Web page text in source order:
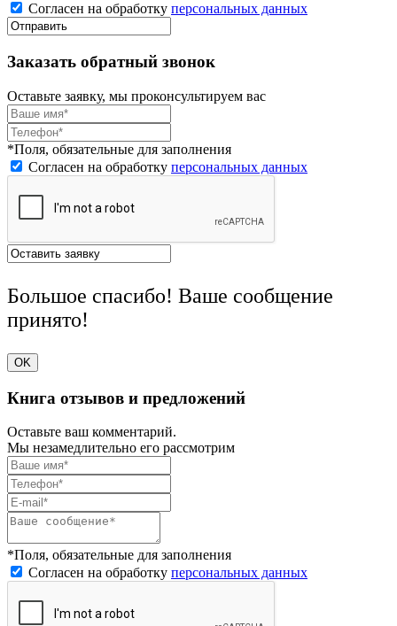
Согласен на обработку персональных данных
Заказать обратный звонок
Оставьте заявку, мы проконсультируем вас
*Поля, обязательные для заполнения
Согласен на обработку персональных данных
Большое спасибо! Ваше сообщение
принято!
OK
Книга отзывов и предложений
Оставьте ваш комментарий.
Мы незамедлительно его рассмотрим
*Поля, обязательные для заполнения
Согласен на обработку персональных данных